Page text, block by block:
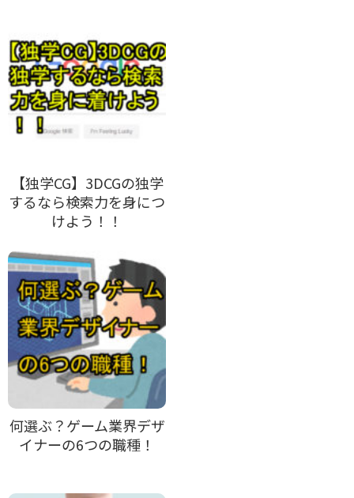
【独学CG】3DCGの独学
するなら検索力を身につ
けよう！！
何選ぶ？ゲーム業界デザ
イナーの6つの職種！